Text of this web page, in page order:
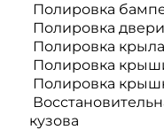
Полировка
Полировка двери
Полировка крыла
Полировка
Полировка
кузова